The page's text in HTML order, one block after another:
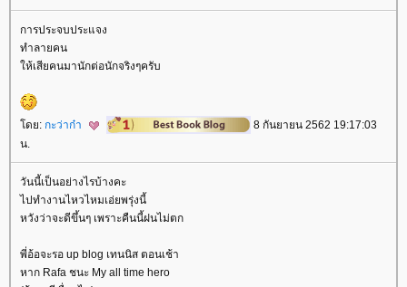
การประจบประแจง
ทำลายคน
ห้เสียคนมานักต่อนักจริงๆครับ
ดย: กะว่าก๋า
8 กันยายน 2562 19:17:03
น.
วันนี้เป็นอย่างไรบ้างคะ
ไปทำงานไหวไหมเอ่ยพรุ่งนี้
หวังว่าจะดีขึ้นๆ เพราะคืนนี้ฝนไม่ตก
พี่อ้อจะรอ up blog เทนนิส ตอนเช้า
หาก Rafa ชนะ My all time hero